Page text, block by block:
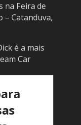
na Feira de
– Catanduva,
é a mais
Car